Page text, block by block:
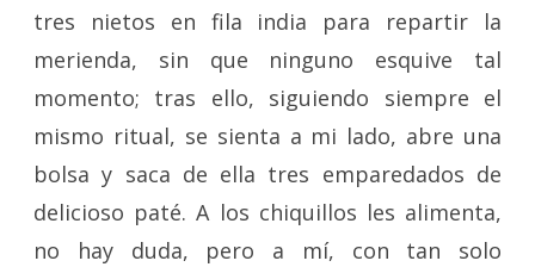
tres nietos en fila india para repartir la
merienda, sin que ninguno esquive tal
momento; tras ello, siguiendo siempre el
mismo ritual, se sienta a mi lado, abre una
bolsa y saca de ella tres emparedados de
delicioso paté. A los chiquillos les alimenta,
no hay duda, pero a mí, con tan solo